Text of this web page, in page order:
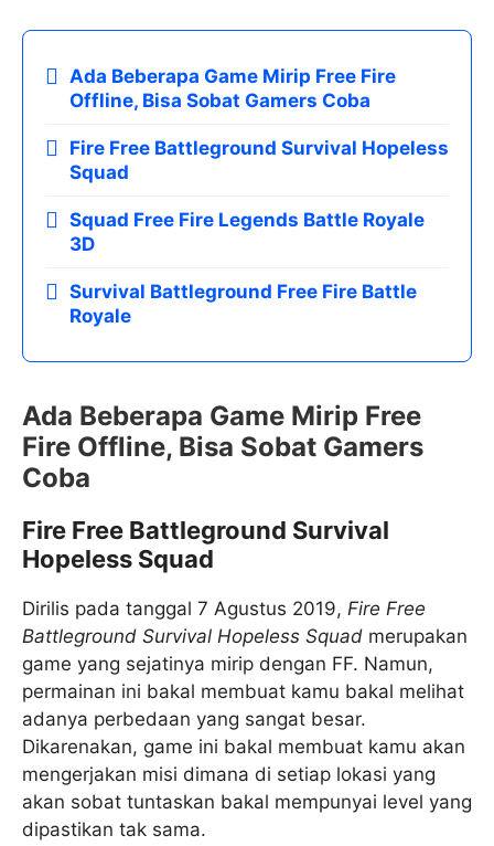
Ada Beberapa Game Mirip Free Fire
Offline, Bisa Sobat Gamers Coba
Fire Free Battleground Survival Hopeless
Squad
Squad Free Fire Legends Battle Royale
3D
Survival Battleground Free Fire Battle
Royale
Ada Beberapa Game Mirip Free
Fire Offline, Bisa Sobat Gamers
Coba
Fire Free Battleground Survival
Hopeless Squad
Dirilis pada tanggal 7 Agustus 2019, Fire Free
Battleground Survival Hopeless Squad merupakan
game yang sejatinya mirip dengan FF. Namun,
permainan ini bakal membuat kamu bakal melihat
adanya perbedaan yang sangat besar.
Dikarenakan, game ini bakal membuat kamu akan
mengerjakan misi dimana di setiap lokasi yang
akan sobat tuntaskan bakal mempunyai level yang
dipastikan tak sama.